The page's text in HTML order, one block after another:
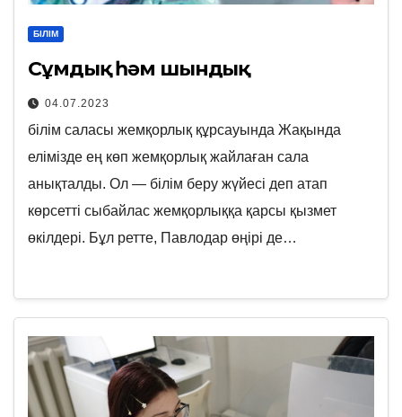
БІЛІМ
Сұмдық һәм шындық
04.07.2023
білім саласы жемқорлық құрсауында Жақында
елімізде ең көп жемқорлық жайлаған сала
анықталды. Ол — білім беру жүйесі деп атап
көрсетті сыбайлас жемқорлыққа қарсы қызмет
өкілдері. Бұл ретте, Павлодар өңірі де…